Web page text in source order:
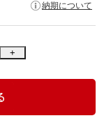
納期について